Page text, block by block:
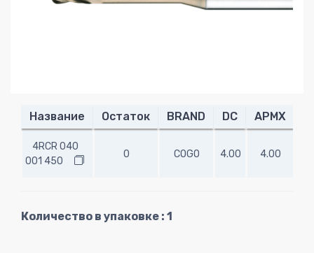
Название Остаток BRAND DC APMX
4RCR 040
001 450
0 COGO 4.00 4.00
Количество в упаковке : 1